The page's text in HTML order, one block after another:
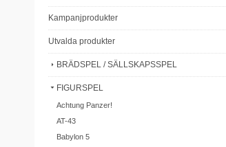
Kampanjprodukter
Utvalda produkter
BRÄDSPEL / SÄLLSKAPSSPEL
FIGURSPEL
Achtung Panzer!
AT-43
Babylon 5